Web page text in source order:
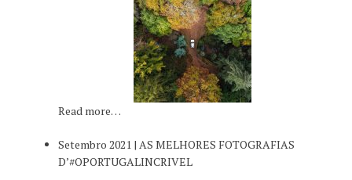
Read more…
Setembro 2021 | AS MELHORES FOTOGRAFIAS
D’#OPORTUGALINCRIVEL